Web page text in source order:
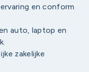
en conform
auto, laptop en
zakelijke